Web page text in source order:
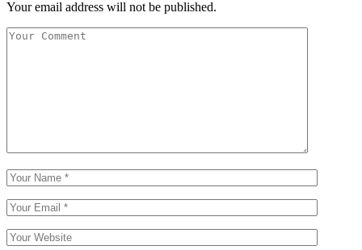
Your email address will not be published.